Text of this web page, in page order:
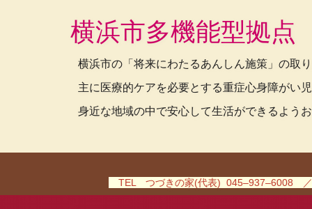
横浜市多機能型拠
横浜市の「将来にわたるあんしん施策」の取
主に医療的ケアを必要とする重症心身障がい
身近な地域の中で安心して生活ができるよう
TEL つづきの家(代表) 045–937–6008